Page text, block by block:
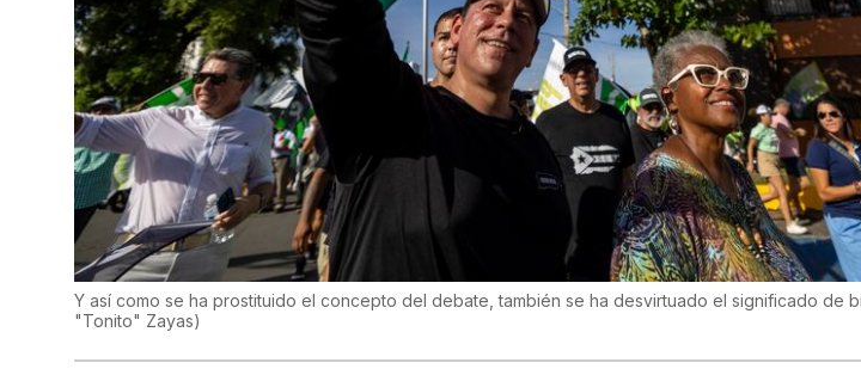
Y así como se ha prostituido el concepto del debate, también se ha desvirtuado el significado de
"Tonito" Zayas)